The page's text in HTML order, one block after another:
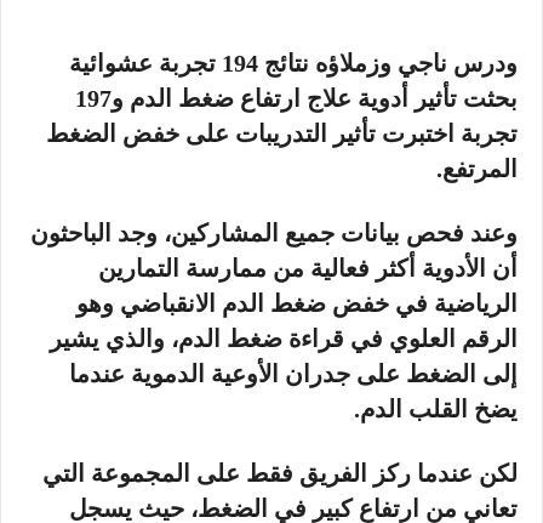
ودرس ناجي وزملاؤه نتائج 194 تجربة عشوائية
بحثت تأثير أدوية علاج ارتفاع ضغط الدم و197
تجربة اختبرت تأثير التدريبات على خفض الضغط
المرتفع.
وعند فحص بيانات جميع المشاركين، وجد الباحثون
أن الأدوية أكثر فعالية من ممارسة التمارين
الرياضية في خفض ضغط الدم الانقباضي وهو
الرقم العلوي في قراءة ضغط الدم، والذي يشير
إلى الضغط على جدران الأوعية الدموية عندما
يضخ القلب الدم.
لكن عندما ركز الفريق فقط على المجموعة التي
تعاني من ارتفاع كبير في الضغط، حيث يسجل